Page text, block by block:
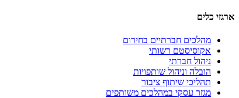
ארגזי כלים
מהלכים חברתיים בחירום
אקוסיסטם רשותי
ניהול חברתי
הובלה וניהול שותפויות
תהליכי שיתוף ציבור
מגזר עסקי במהלכים משותפים